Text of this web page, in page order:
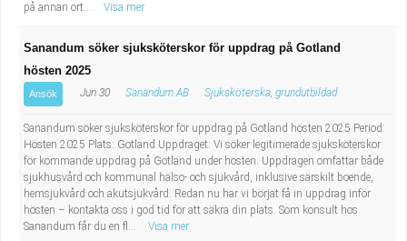
på annan ort...
Visa mer
Sanandum söker sjuksköterskor för uppdrag på Gotland
hösten 2025
Ansök Jun 30 Sanandum AB Sjuksköterska, grundutbildad
Sanandum söker sjuksköterskor för uppdrag på Gotland hösten 2025 Period:
Hösten 2025 Plats: Gotland Uppdraget: Vi söker legitimerade sjuksköterskor
för kommande uppdrag på Gotland under hösten. Uppdragen omfattar både
sjukhusvård och kommunal hälso- och sjukvård, inklusive särskilt boende,
hemsjukvård och akutsjukvård. Redan nu har vi börjat få in uppdrag inför
hösten – kontakta oss i god tid för att säkra din plats. Som konsult hos
Sanandum får du en fl...
Visa mer